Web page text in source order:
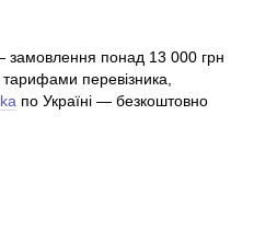
замовлення понад 13 000 грн
перевізника,
по Україні — безкоштовно